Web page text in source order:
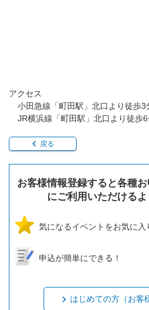
アクセス
小田急線「町田駅」北口より徒歩3
JR横浜線「町田駅」北口より徒歩
戻る
お客様情報登録すると各種
にご利用いただけるよ
気になるイベントをお気に入
申込が簡単にできる！
はじめての方（お客